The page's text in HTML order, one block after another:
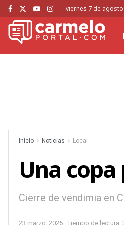
viernes 7 de
Inicio Noticias Local
Una
Cierre de vendimia en
23 marzo, 2025 Tiempo de lectura: